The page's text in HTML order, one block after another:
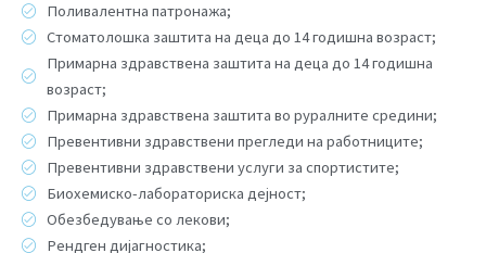
Поливалентна патронажа;
Стоматолошка заштита на деца до 14 годишна возраст;
Примарна здравствена заштита на деца до 14 годишна
возраст;
Примарна здравствена заштита во руралните средини;
Превентивни здравствени прегледи на работниците;
Превентивни здравствени услуги за спортистите;
Биохемиско-лабораториска дејност;
Обезбедување со лекови;
Рендген дијагностика;